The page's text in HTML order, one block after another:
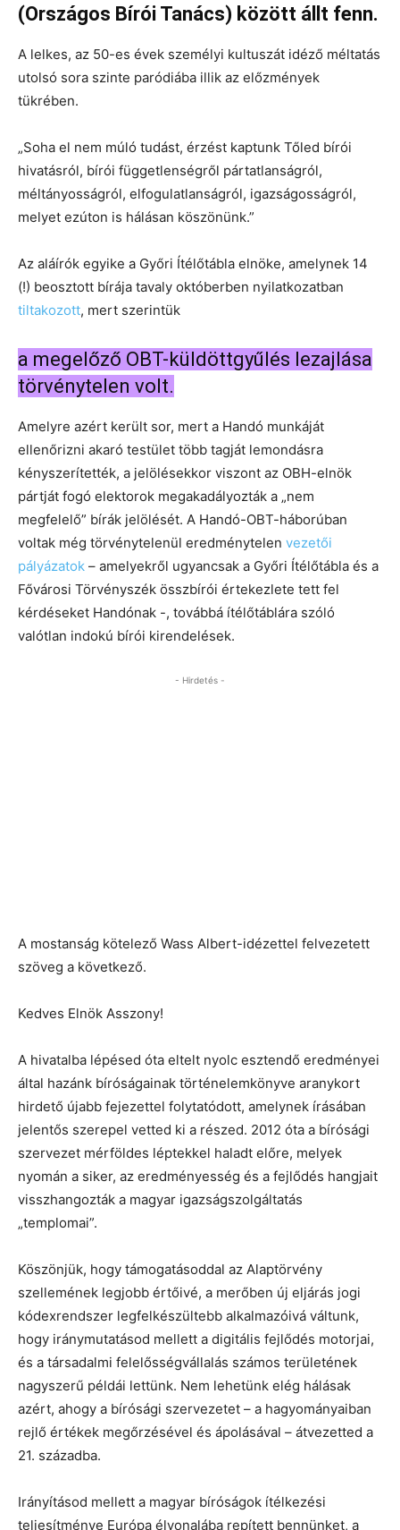
(Országos Bírói Tanács) között állt fenn.
A lelkes, az 50-es évek személyi kultuszát idéző méltatás
utolsó sora szinte paródiába illik az előzmények
tükrében.
„Soha el nem múló tudást, érzést kaptunk Tőled bírói
hivatásról, bírói függetlenségről pártatlanságról,
méltányosságról, elfogulatlanságról, igazságosságról,
melyet ezúton is hálásan köszönünk.”
Az aláírók egyike a Győri Ítélőtábla elnöke, amelynek 14
(!) beosztott bírája tavaly októberben nyilatkozatban
tiltakozott, mert szerintük
a megelőző OBT-küldöttgyűlés lezajlása
törvénytelen volt.
Amelyre azért került sor, mert a Handó munkáját
ellenőrizni akaró testület több tagját lemondásra
kényszerítették, a jelölésekkor viszont az OBH-elnök
pártját fogó elektorok megakadályozták a „nem
megfelelő” bírák jelölését. A Handó-OBT-háborúban
voltak még törvénytelenül eredménytelen vezetői
pályázatok – amelyekről ugyancsak a Győri Ítélőtábla és a
Fővárosi Törvényszék összbírói értekezlete tett fel
kérdéseket Handónak -, továbbá ítélőtáblára szóló
valótlan indokú bírói kirendelések.
- Hirdetés -
A mostanság kötelező Wass Albert-idézettel felvezetett
szöveg a következő.
Kedves Elnök Asszony!
A hivatalba lépésed óta eltelt nyolc esztendő eredményei
által hazánk bíróságainak történelemkönyve aranykort
hirdető újabb fejezettel folytatódott, amelynek írásában
jelentős szerepel vetted ki a részed. 2012 óta a bírósági
szervezet mérföldes léptekkel haladt előre, melyek
nyomán a siker, az eredményesség és a fejlődés hangjait
visszhangozták a magyar igazságszolgáltatás
„templomai”.
Köszönjük, hogy támogatásoddal az Alaptörvény
szellemének legjobb értőivé, a merőben új eljárás jogi
kódexrendszer legfelkészültebb alkalmazóivá váltunk,
hogy iránymutatásod mellett a digitális fejlődés motorjai,
és a társadalmi felelősségvállalás számos területének
nagyszerű példái lettünk. Nem lehetünk elég hálásak
azért, ahogy a bírósági szervezetet – a hagyományaiban
rejlő értékek megőrzésével és ápolásával – átvezetted a
21. századba.
Irányításod mellett a magyar bíróságok ítélkezési
teljesítménye Európa élvonalába repített bennünket, a